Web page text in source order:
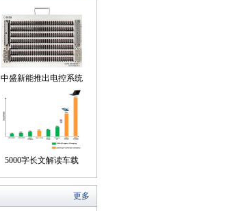
中盛新能推出电控系统
控制器BOB集成断线
5000字长文解读车载
USB供电的方方面面
更多